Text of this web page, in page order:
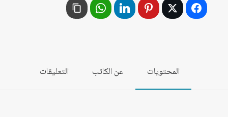
المحتويات عن الكاتب التعليقات